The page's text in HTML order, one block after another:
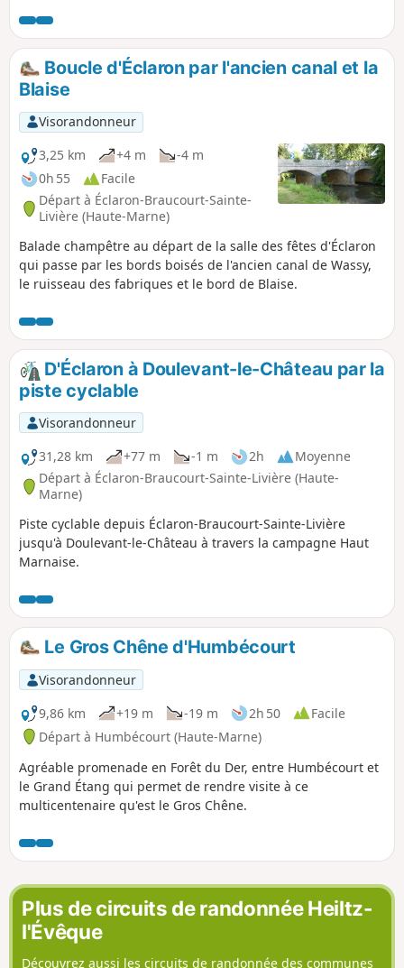
Boucle d'Éclaron par l'ancien canal et la
Blaise
Visorandonneur
3,25 km
+4 m
-4 m
0h 55
Facile
Départ à Éclaron-Braucourt-Sainte-
Livière (Haute-Marne)
Balade champêtre au départ de la salle des fêtes d'Éclaron
qui passe par les bords boisés de l'ancien canal de Wassy,
le ruisseau des fabriques et le bord de Blaise.
D'Éclaron à Doulevant-le-Château par la
piste cyclable
Visorandonneur
31,28 km
+77 m -1 m 2h
Moyenne
Départ à Éclaron-Braucourt-Sainte-Livière (Haute-
Marne)
Piste cyclable depuis Éclaron-Braucourt-Sainte-Livière
jusqu'à Doulevant-le-Château à travers la campagne Haut
Marnaise.
Le Gros Chêne d'Humbécourt
Visorandonneur
9,86 km
+19 m -19 m 2h 50
Facile
Départ à Humbécourt (Haute-Marne)
Agréable promenade en Forêt du Der, entre Humbécourt et
le Grand Étang qui permet de rendre visite à ce
multicentenaire qu'est le Gros Chêne.
Plus de circuits de randonnée Heiltz-
l'Évêque
Découvrez aussi les circuits de randonnée des communes